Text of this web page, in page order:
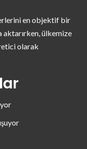
en objektif bir
aktarırken, ülkemize
olarak